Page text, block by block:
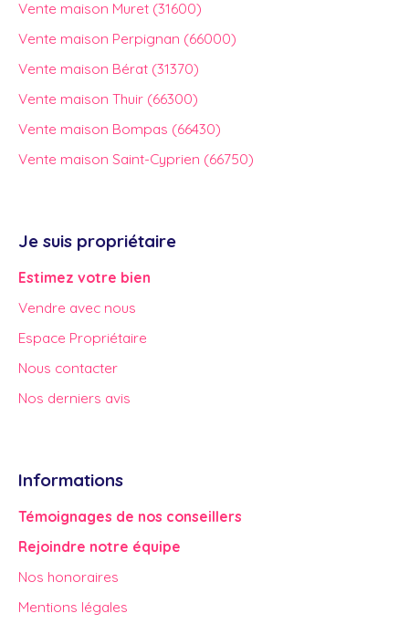
Vente maison Muret (31600)
Vente maison Perpignan (66000)
Vente maison Bérat (31370)
Vente maison Thuir (66300)
Vente maison Bompas (66430)
Vente maison Saint-Cyprien (66750)
Je suis propriétaire
Estimez votre bien
Vendre avec nous
Espace Propriétaire
Nous contacter
Nos derniers avis
Informations
Témoignages de nos conseillers
Rejoindre notre équipe
Nos honoraires
Mentions légales